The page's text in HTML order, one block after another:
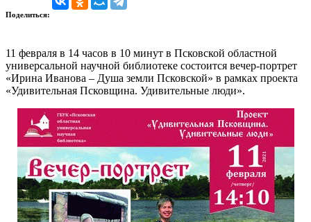
Поделиться:
11 февраля в 14 часов в 10 минут в Псковской областной
универсальной научной библиотеке состоится вечер-портрет
«Ирина Иванова – Душа земли Псковской» в рамках проекта
«Удивительная Псковщина. Удивительные люди».